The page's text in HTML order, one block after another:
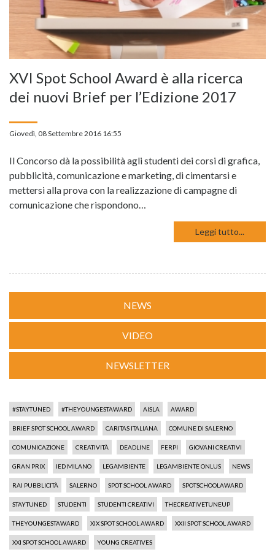
XVI Spot School Award è alla ricerca
dei nuovi Brief per l’Edizione 2017
Giovedì, 08 Settembre 2016 16:55
Il Concorso dà la possibilità agli studenti dei corsi di grafica,
pubblicità, comunicazione e marketing, di cimentarsi e
mettersi alla prova con la realizzazione di campagne di
comunicazione che rispondono…
Leggi tutto...
NEWS
VIDEO
NEWSLETTER
#STAYTUNED #THEYOUNGESTAWARD AISLA AWARD
BRIEF SPOT SCHOOL AWARD CARITAS ITALIANA COMUNE DI SALERNO
COMUNICAZIONE CREATIVITÀ DEADLINE FERPI GIOVANI CREATIVI
GRAN PRIX IED MILANO LEGAMBIENTE LEGAMBIENTE ONLUS NEWS
RAI PUBBLICITÀ SALERNO SPOT SCHOOL AWARD SPOTSCHOOLAWARD
STAYTUNED STUDENTI STUDENTI CREATIVI THECREATIVETUNEUP
THEYOUNGESTAWARD XIX SPOT SCHOOL AWARD XXII SPOT SCHOOL AWARD
XXI SPOT SCHOOL AWARD YOUNG CREATIVES